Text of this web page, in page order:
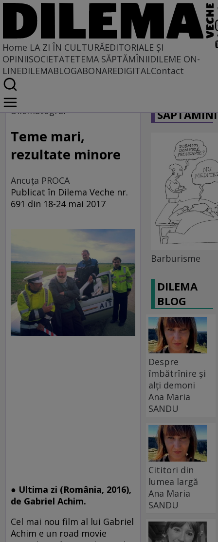
Home LA ZI ÎN CULTURĂEDITORIALE ȘI
OPINIISOCIETATETEMA SĂPTĂMÎNIIDILEME ON-
LINEDILEMABLOGABONAREDIGITALContact
Home
La zi în cultură
Dilematograf
Teme mari,
rezultate minore
Ancuţa PROCA
Publicat în Dilema Veche nr.
691 din 18-24 mai 2017
● Ultima zi (România, 2016),
de Gabriel Achim.
Cel mai nou film al lui Gabriel
Achim e un road movie
Barburisme
DILEMA
BLOG
Despre
îmbătrînire și
alți demoni
Ana Maria
SANDU
Cititori din
lumea largă
Ana Maria
SANDU